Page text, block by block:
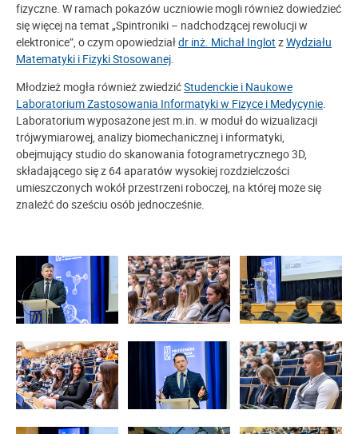
fizyczne. W ramach pokazów uczniowie mogli również dowiedzieć
się więcej na temat „Spintroniki – nadchodzącej rewolucji w
elektronice”, o czym opowiedziałdr inż. Michał Inglot zWydziału
Matematyki i Fizyki Stosowanej.
Młodzież mogła również zwiedzićStudenckie i Naukowe
Laboratorium Zastosowania Informatyki w Fizyce i Medycynie.
Laboratorium wyposażone jest m.in. w moduł do wizualizacji
trójwymiarowej, analizy biomechanicznej i informatyki,
obejmujący studio do skanowania fotogrametrycznego 3D,
składającego się z 64 aparatów wysokiej rozdzielczości
umieszczonych wokół przestrzeni roboczej, na której może się
znaleźć do sześciu osób jednocześnie.